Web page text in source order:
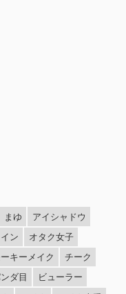
まゆ
アイシャドウ
ン
オタク女子
キーメイク
チーク
ダ目
ビューラー